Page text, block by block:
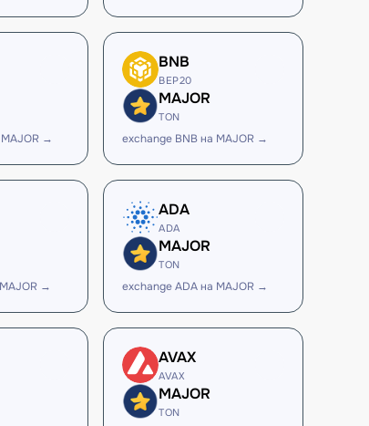
→
BNB
BEP20
MAJOR
TON
exchange BNB на MAJOR →
→
ADA
ADA
MAJOR
TON
exchange ADA на MAJOR →
AVAX
AVAX
MAJOR
TON